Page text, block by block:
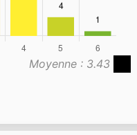
Moyenne : 3.43